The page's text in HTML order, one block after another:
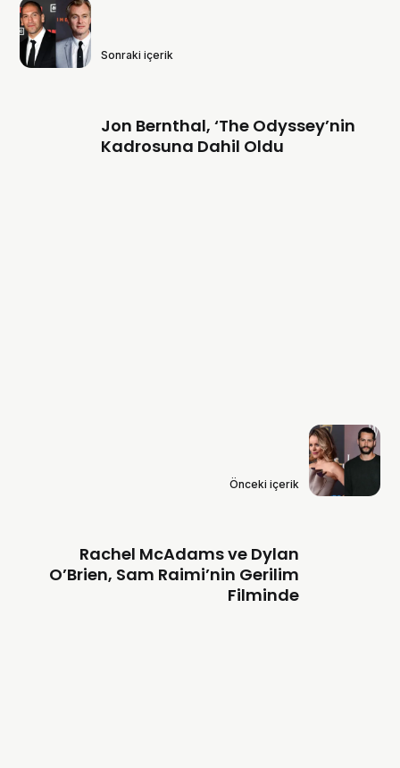
Sonraki içerik
Jon Bernthal, ‘The Odyssey’nin
Kadrosuna Dahil Oldu
Önceki içerik
Rachel McAdams ve Dylan
O’Brien, Sam Raimi’nin Gerilim
Filminde